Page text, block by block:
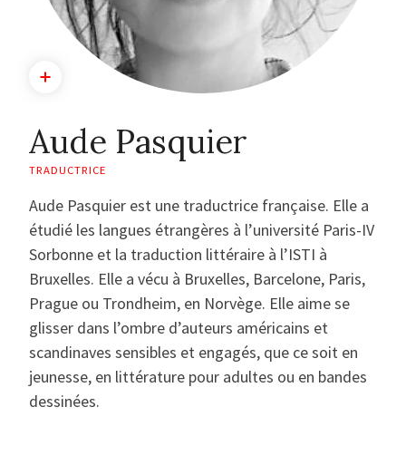
Aude Pasquier
TRADUCTRICE
Aude Pasquier est une traductrice française. Elle a
étudié les langues étrangères à l’université Paris-IV
Sorbonne et la traduction littéraire à l’ISTI à
Bruxelles. Elle a vécu à Bruxelles, Barcelone, Paris,
Prague ou Trondheim, en Norvège. Elle aime se
glisser dans l’ombre d’auteurs américains et
scandinaves sensibles et engagés, que ce soit en
jeunesse, en littérature pour adultes ou en bandes
dessinées.